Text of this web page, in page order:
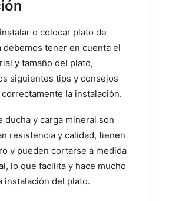
o colocar plato de
debemos tener en cuenta el
y tamaño del plato,
siguientes tips y consejos
la instalación.
ducha y carga mineral son
resistencia y calidad, tienen
y pueden cortarse a medida
lo que facilita y hace mucho
instalación del plato.